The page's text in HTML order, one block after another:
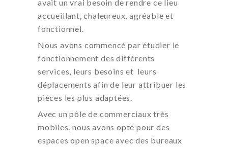
avait un vrai besoin de rendre ce lieu
accueillant, chaleureux, agréable et
fonctionnel.
Nous avons commencé par étudier le
fonctionnement des différents
services, leurs besoins et leurs
déplacements afin de leur attribuer les
pièces les plus adaptées.
Avec un pôle de commerciaux très
mobiles, nous avons opté pour des
espaces open space avec des bureaux